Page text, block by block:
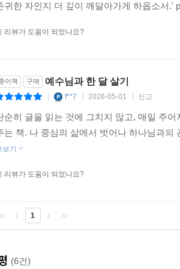
귀한 자인지 더 깊이 깨달아가게 하옵소서
리뷰가 도움이 되었나요?
이책 구매 예수님과 한 달 살기
f**7 2026-05-01 신고
순히 글을 읽는 것에 그치지 않고, 매일 주
는 책. 나 중심의 삶에서 벗어나 하나님과
보기
리뷰가 도움이 되었나요?
1
(6건)